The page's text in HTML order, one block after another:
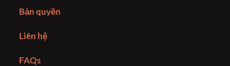
Bản quyền
Liên hệ
FAQs